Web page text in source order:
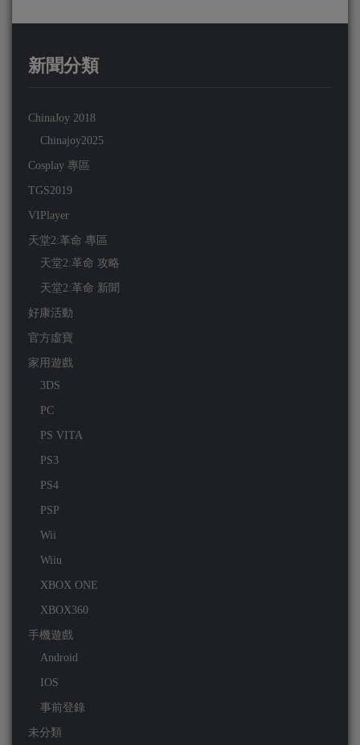
新聞分類
ChinaJoy 2018
Chinajoy2025
Cosplay 專區
TGS2019
VIPlayer
天堂2:革命 專區
天堂2:革命 攻略
天堂2:革命 新聞
好康活動
官方虛寶
家用遊戲
3DS
PC
PS VITA
PS3
PS4
PSP
Wii
Wiiu
XBOX ONE
XBOX360
手機遊戲
Android
IOS
事前登錄
未分類